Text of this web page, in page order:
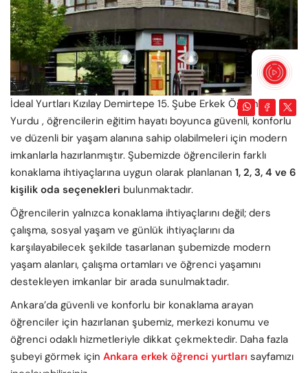
  
İdeal Yurtları Kızılay Demirtepe 15. Şube Erkek Öğrenci
Yurdu , öğrencilerin eğitim hayatı boyunca güvenli, konforlu
ve düzenli bir yaşam alanına sahip olabilmeleri için modern
imkanlarla hazırlanmıştır. Şubemizde öğrencilerin farklı
konaklama ihtiyaçlarına uygun olarak planlanan 1, 2, 3, 4 ve 6
kişilik oda seçenekleri bulunmaktadır.
Öğrencilerin yalnızca konaklama ihtiyaçlarını değil; ders
çalışma, sosyal yaşam ve günlük ihtiyaçlarını da
karşılayabilecek şekilde tasarlanan şubemizde modern
yaşam alanları, çalışma ortamları ve öğrenci yaşamını
destekleyen imkanlar bir arada sunulmaktadır.
Ankara’da güvenli ve konforlu bir konaklama arayan
öğrenciler için hazırlanan şubemiz, merkezi konumu ve
öğrenci odaklı hizmetleriyle dikkat çekmektedir. Daha fazla
şubeyi görmek için Ankara erkek öğrenci yurtları sayfamızı